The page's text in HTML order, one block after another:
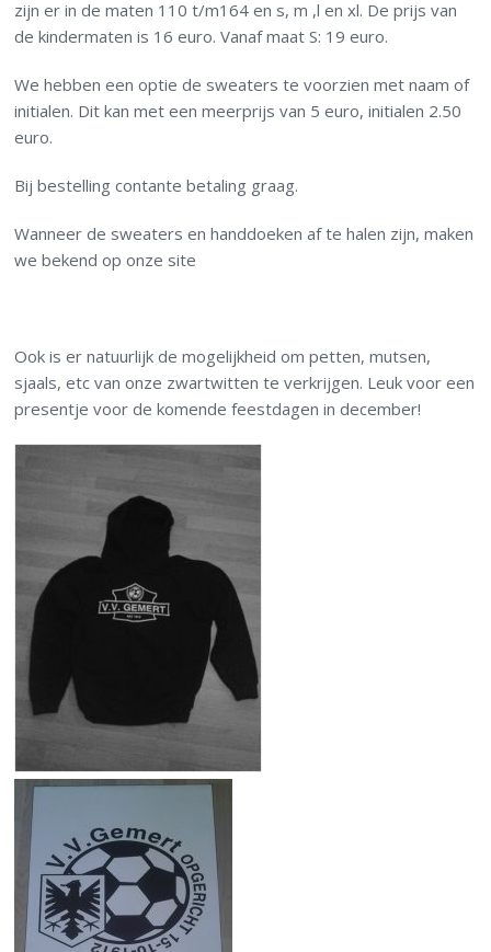
zijn er in de maten 110 t/m164 en s, m ,l en xl. De prijs van
de kindermaten is 16 euro. Vanaf maat S: 19 euro.
We hebben een optie de sweaters te voorzien met naam of
initialen. Dit kan met een meerprijs van 5 euro, initialen 2.50
euro.
Bij bestelling contante betaling graag.
Wanneer de sweaters en handdoeken af te halen zijn, maken
we bekend op onze site
Ook is er natuurlijk de mogelijkheid om petten, mutsen,
sjaals, etc van onze zwartwitten te verkrijgen. Leuk voor een
presentje voor de komende feestdagen in december!